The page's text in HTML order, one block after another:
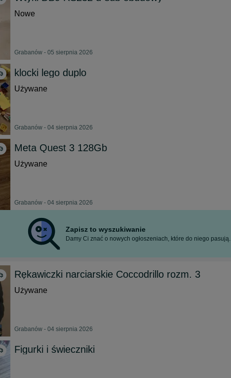
Nowe
Grabanów - 05 sierpnia 2026
klocki lego duplo
Używane
Grabanów - 04 sierpnia 2026
Meta Quest 3 128Gb
Używane
Grabanów - 04 sierpnia 2026
Zapisz to wyszukiwanie
Damy Ci znać o nowych ogłoszeniach, które do niego pasują.
Rękawiczki narciarskie Coccodrillo rozm. 3
Używane
Grabanów - 04 sierpnia 2026
Figurki i świeczniki